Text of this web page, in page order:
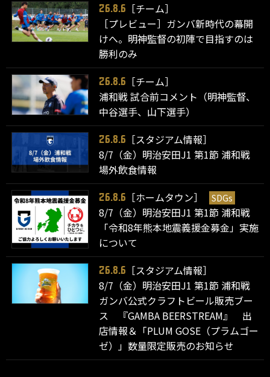
26.8.6
［チーム］
［プレビュー］ガンバ新時代の幕開
けへ。明神監督の初陣で目指すのは
勝利のみ
26.8.6
［チーム］
浦和戦 試合前コメント（明神監督、
中谷選手、山下選手）
26.8.6
［スタジアム情報］
8/7（金）明治安田J1 第1節 浦和戦
場外飲食情報
26.8.6 ［ホームタウン］ SDGs
8/7（金）明治安田J1 第1節 浦和戦
「令和8年熊本地震義援金募金」実施
について
26.8.6
［スタジアム情報］
8/7（金）明治安田J1 第1節 浦和戦
ガンバ公式クラフトビール販売ブー
ス 『GAMBA BEERSTREAM』 出
店情報＆「PLUM GOSE（プラムゴー
ゼ）」数量限定販売のお知らせ